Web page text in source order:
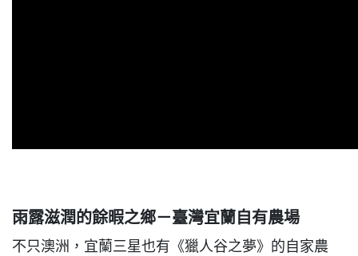
雨露滋潤的餘暇之鄉－臺灣宜蘭自有農場
不只澳洲，宜蘭三星也有《獵人谷之夢》的自家農